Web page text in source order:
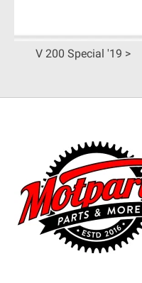
V 200 Special '19 >